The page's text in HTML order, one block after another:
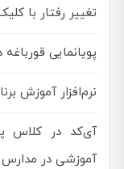
تغییر رفتار با
پویانمایی
نرم‌افزار آموزش
آی‌کد در کلاس
آموزشی در مدارس